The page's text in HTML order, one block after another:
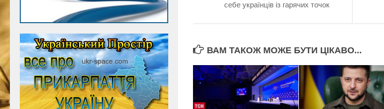
себе українців із гарячих точок
ВАМ ТАКОЖ МОЖЕ БУТИ ЦІКАВО...